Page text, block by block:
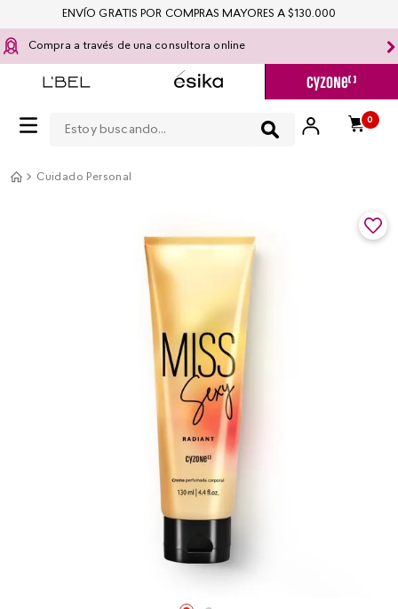
Compra a través de una consultora online
0
ENVÍO GRATIS POR COMPRAS MAYORES A $130.000
Cuidado Personal